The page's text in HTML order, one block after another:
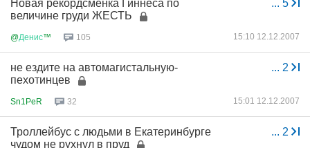
... 5
Новая рекордсменка Гиннеса по
величине груди ЖЕСТЬ
@Денис™ 105 15:10 12.12.2007
... 2
не ездите на автомагистальную-
пехотинцев
Sn1PeR 32 15:01 12.12.2007
... 2
Троллейбус с людьми в Екатеринбурге
чудом не рухнул в пруд